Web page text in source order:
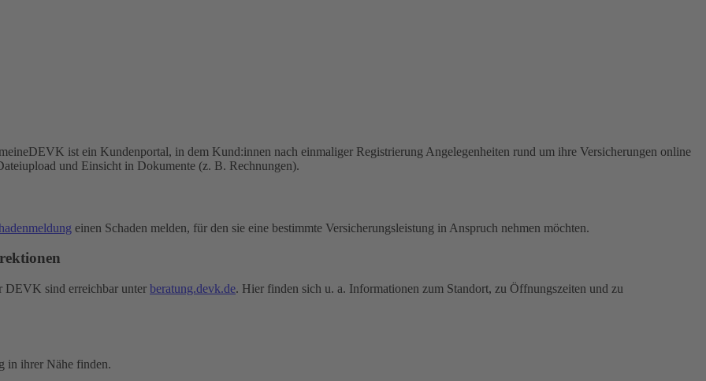
ist ein Kundenportal, in dem Kund:innen nach einmaliger Registrierung Angelegenheiten rund um ihre Versicherungen online
und Einsicht in Dokumente (z. B. Rechnungen).
einen Schaden melden, für den sie eine bestimmte Versicherungsleistung in Anspruch nehmen möchten.
DEVK sind erreichbar unter beratung.devk.de. Hier finden sich u. a. Informationen zum Standort, zu Öffnungszeiten und zu
in ihrer Nähe finden.